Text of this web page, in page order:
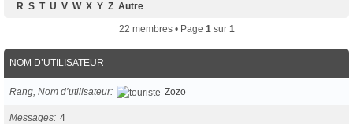
R S T U V W X Y Z Autre
22 membres • Page 1sur 1
NOM D’UTILISATEUR
Rang, Nom d’utilisateur Zozo
Messages 4